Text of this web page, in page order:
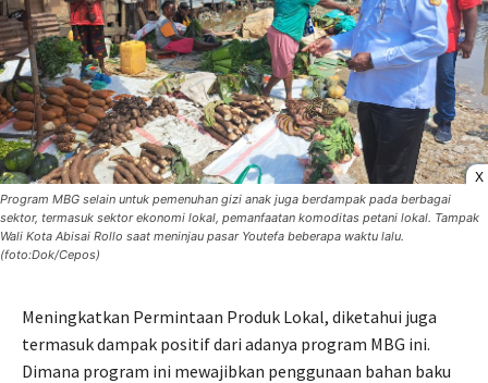
X
Program MBG selain untuk pemenuhan gizi anak juga berdampak pada berbagai
sektor, termasuk sektor ekonomi lokal, pemanfaatan komoditas petani lokal. Tampak
Wali Kota Abisai Rollo saat meninjau pasar Youtefa beberapa waktu lalu.
(foto:Dok/Cepos)
Meningkatkan Permintaan Produk Lokal, diketahui juga
termasuk dampak positif dari adanya program MBG ini.
Dimana program ini mewajibkan penggunaan bahan baku